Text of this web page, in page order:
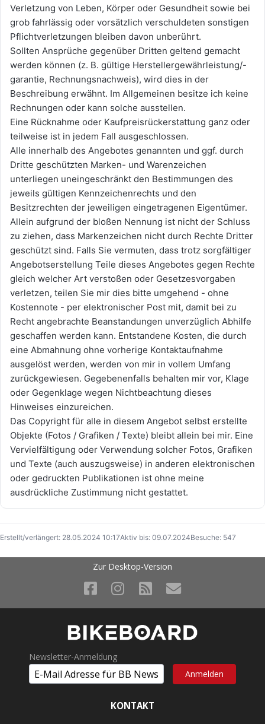
Verletzung von Leben, Körper oder Gesundheit sowie bei
grob fahrlässig oder vorsätzlich verschuldeten sonstigen
Pflichtverletzungen bleiben davon unberührt.
Sollten Ansprüche gegenüber Dritten geltend gemacht
werden können (z. B. gültige Herstellergewährleistung/-
garantie, Rechnungsnachweis), wird dies in der
Beschreibung erwähnt. Im Allgemeinen besitze ich keine
Rechnungen oder kann solche ausstellen.
Eine Rücknahme oder Kaufpreisrückerstattung ganz oder
teilweise ist in jedem Fall ausgeschlossen.
Alle innerhalb des Angebotes genannten und ggf. durch
Dritte geschützten Marken- und Warenzeichen
unterliegen uneingeschränkt den Bestimmungen des
jeweils gültigen Kennzeichenrechts und den
Besitzrechten der jeweiligen eingetragenen Eigentümer.
Allein aufgrund der bloßen Nennung ist nicht der Schluss
zu ziehen, dass Markenzeichen nicht durch Rechte Dritter
geschützt sind. Falls Sie vermuten, dass trotz sorgfältiger
Angebotserstellung Teile dieses Angebotes gegen Rechte
gleich welcher Art verstoßen oder Gesetzesvorgaben
verletzen, teilen Sie mir dies bitte umgehend - ohne
Kostennote - per elektronischer Post mit, damit bei zu
Recht angebrachte Beanstandungen unverzüglich Abhilfe
geschaffen werden kann. Entstandene Kosten, die durch
eine Abmahnung ohne vorherige Kontaktaufnahme
ausgelöst werden, werden von mir in vollem Umfang
zurückgewiesen. Gegebenenfalls behalten mir vor, Klage
oder Gegenklage wegen Nichtbeachtung dieses
Hinweises einzureichen.
Das Copyright für alle in diesem Angebot selbst erstellte
Objekte (Fotos / Grafiken / Texte) bleibt allein bei mir. Eine
Vervielfältigung oder Verwendung solcher Fotos, Grafiken
und Texte (auch auszugsweise) in anderen elektronischen
oder gedruckten Publikationen ist ohne meine
ausdrückliche Zustimmung nicht gestattet.
Erstellt/verlängert: 28.05.2024 10:17Aktiv bis: 09.07.2024Besuche: 547
Zur Desktop-Version
Newsletter-Anmeldung
KONTAKT